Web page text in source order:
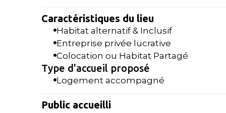
Caractéristiques du lieu
Habitat alternatif & Inclusif
Entreprise privée lucrative
Colocation ou Habitat Partagé
Type d'accueil proposé
Logement accompagné
Public accueilli